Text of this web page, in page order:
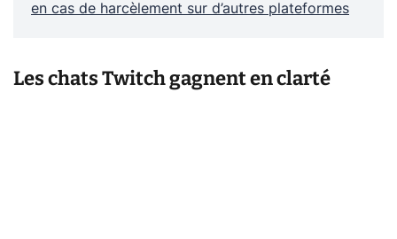
en cas de harcèlement sur d’autres plateformes
Les chats Twitch gagnent en clarté